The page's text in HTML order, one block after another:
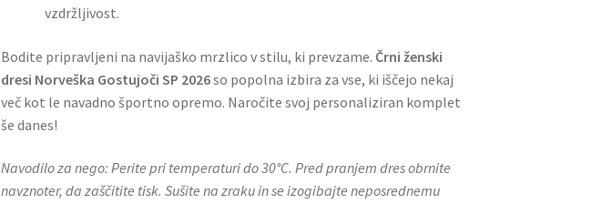
vzdržljivost.
Bodite pripravljeni na navijaško mrzlico v stilu, ki prevzame.Črni ženski
dresi Norveška Gostujoči SP 2026so popolna izbira za vse, ki iščejo nekaj
več kot le navadno športno opremo. Naročite svoj personaliziran komplet
še danes!
Navodilo za nego: Perite pri temperaturi do 30°C. Pred pranjem dres obrnite
navznoter, da zaščitite tisk. Sušite na zraku in se izogibajte neposrednemu